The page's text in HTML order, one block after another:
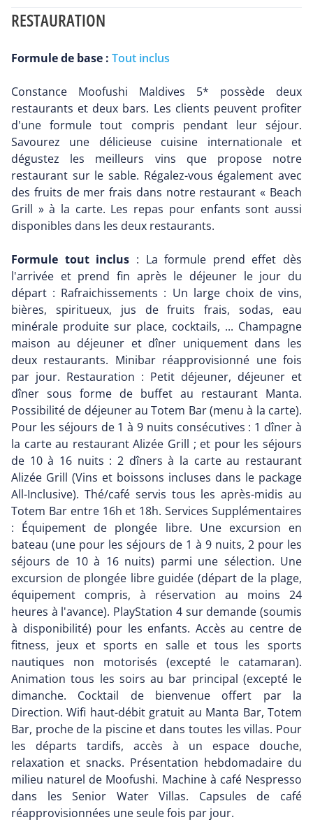
RESTAURATION
Formule de base : Tout inclus
Constance Moofushi Maldives 5* possède deux
restaurants et deux bars. Les clients peuvent profiter
d'une formule tout compris pendant leur séjour.
Savourez une délicieuse cuisine internationale et
dégustez les meilleurs vins que propose notre
restaurant sur le sable. Régalez-vous également avec
des fruits de mer frais dans notre restaurant « Beach
Grill » à la carte. Les repas pour enfants sont aussi
disponibles dans les deux restaurants.
Formule tout inclus : La formule prend effet dès
l'arrivée et prend fin après le déjeuner le jour du
départ : Rafraichissements : Un large choix de vins,
bières, spiritueux, jus de fruits frais, sodas, eau
minérale produite sur place, cocktails, ... Champagne
maison au déjeuner et dîner uniquement dans les
deux restaurants. Minibar réapprovisionné une fois
par jour. Restauration : Petit déjeuner, déjeuner et
dîner sous forme de buffet au restaurant Manta.
Possibilité de déjeuner au Totem Bar (menu à la carte).
Pour les séjours de 1 à 9 nuits consécutives : 1 dîner à
la carte au restaurant Alizée Grill ; et pour les séjours
de 10 à 16 nuits : 2 dîners à la carte au restaurant
Alizée Grill (Vins et boissons incluses dans le package
All-Inclusive). Thé/café servis tous les après-midis au
Totem Bar entre 16h et 18h. Services Supplémentaires
: Équipement de plongée libre. Une excursion en
bateau (une pour les séjours de 1 à 9 nuits, 2 pour les
séjours de 10 à 16 nuits) parmi une sélection. Une
excursion de plongée libre guidée (départ de la plage,
équipement compris, à réservation au moins 24
heures à l'avance). PlayStation 4 sur demande (soumis
à disponibilité) pour les enfants. Accès au centre de
fitness, jeux et sports en salle et tous les sports
nautiques non motorisés (excepté le catamaran).
Animation tous les soirs au bar principal (excepté le
dimanche. Cocktail de bienvenue offert par la
Direction. Wifi haut-débit gratuit au Manta Bar, Totem
Bar, proche de la piscine et dans toutes les villas. Pour
les départs tardifs, accès à un espace douche,
relaxation et snacks. Présentation hebdomadaire du
milieu naturel de Moofushi. Machine à café Nespresso
dans les Senior Water Villas. Capsules de café
réapprovisionnées une seule fois par jour.